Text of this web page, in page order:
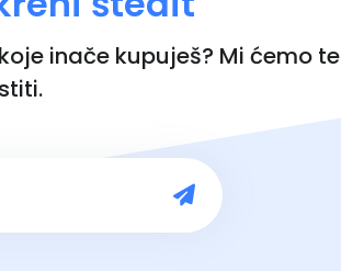
inače kupuješ? Mi ćemo te